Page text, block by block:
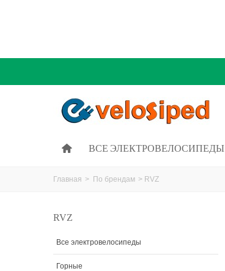
ВСЕ ЭЛЕКТРОВЕЛОСИПЕДЫ
Главная > По брендам > RVZ
RVZ
Все электровелосипеды
Горные